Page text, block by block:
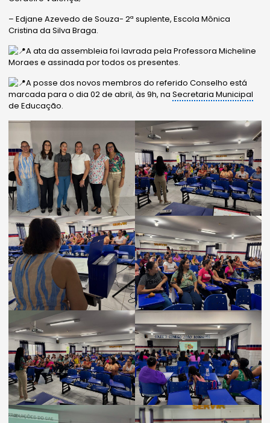
– Edjane Azevedo de Souza- 2ª suplente, Escola Mônica
Cristina da Silva Braga.
A ata da assembleia foi lavrada pela Professora Micheline
Moraes e assinada por todos os presentes.
A posse dos novos membros do referido Conselho está
marcada para o dia 02 de abril, às 9h, naSecretaria Municipal
de Educação.